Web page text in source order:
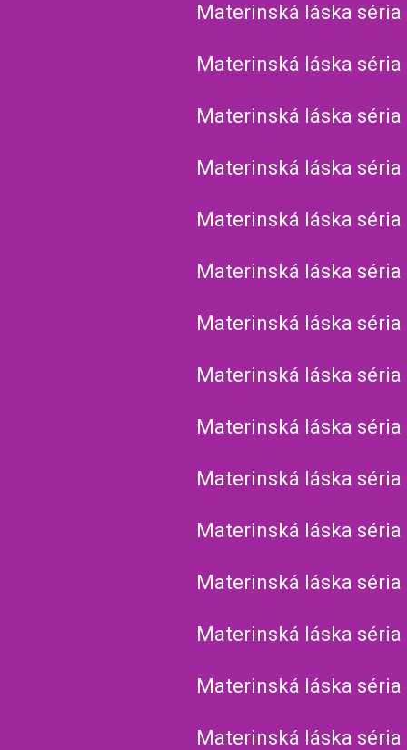
Materinská láska séria
Materinská láska séria
Materinská láska séria
Materinská láska séria
Materinská láska séria
Materinská láska séria
Materinská láska séria
Materinská láska séria
Materinská láska séria
Materinská láska séria
Materinská láska séria
Materinská láska séria
Materinská láska séria
Materinská láska séria
Materinská láska séria